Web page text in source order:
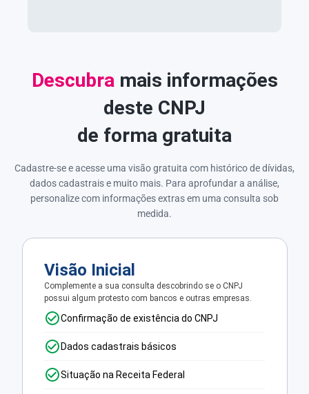
Descubramais informações
deste CNPJ
de forma gratuita
Cadastre-se e acesse uma visão gratuita com histórico de dívidas,
dados cadastrais e muito mais. Para aprofundar a análise,
personalize com informações extras em uma consulta sob
medida.
Visão Inicial
Complemente a sua consulta descobrindo se o CNPJ
possui algum protesto com bancos e outras empresas.
Confirmação de existência do CNPJ
Dados cadastrais básicos
Situação na Receita Federal